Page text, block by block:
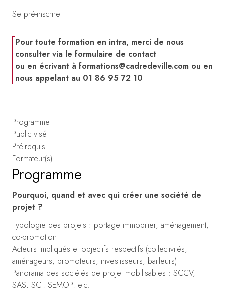
Se pré-inscrire
Pour toute formation en intra, merci de nous
consulter via le formulaire de contact
ou en écrivant à formations@cadredeville.com ou en
nous appelant au 01 86 95 72 10
Programme
Public visé
Pré-requis
Formateur(s)
Programme
Pourquoi, quand et avec qui créer une société de
projet ?
Typologie des projets : portage immobilier, aménagement,
co-promotion
Acteurs impliqués et objectifs respectifs (collectivités,
aménageurs, promoteurs, investisseurs, bailleurs)
Panorama des sociétés de projet mobilisables : SCCV,
SAS, SCI, SEMOP, etc.